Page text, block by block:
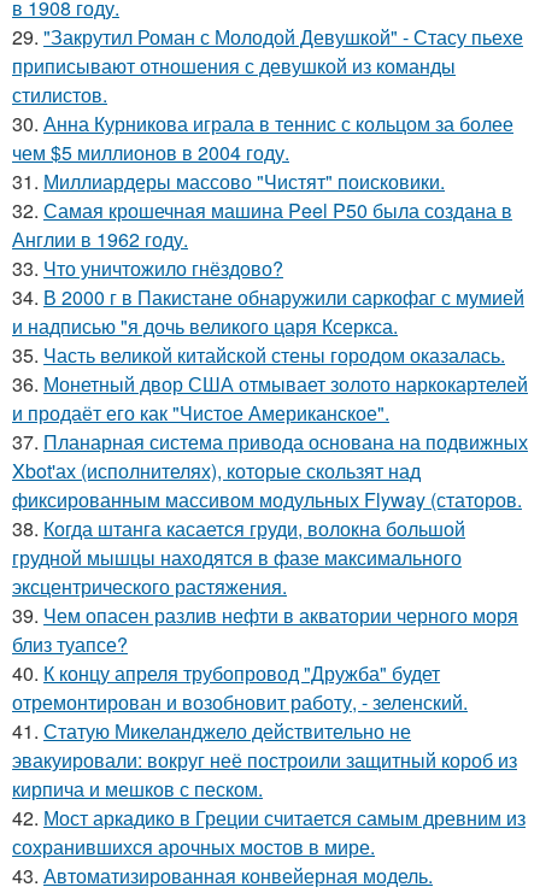
в 1908 году.
29. "Закрутил Роман с Молодой Девушкой" - Стасу пьехе
приписывают отношения с девушкой из команды
стилистов.
30. Анна Курникова играла в теннис с кольцом за более
чем $5 миллионов в 2004 году.
31. Миллиардеры массово "Чистят" поисковики.
32. Самая крошечная машина Peel P50 была создана в
Англии в 1962 году.
33. Что уничтожило гнёздово?
34. В 2000 г в Пакистане обнаружили саркофаг с мумией
и надписью "я дочь великого царя Ксеркса.
35. Часть великой китайской стены городом оказалась.
36. Монетный двор США отмывает золото наркокартелей
и продаёт его как "Чистое Американское".
37. Планарная система привода основана на подвижных
Xbot'ах (исполнителях), которые скользят над
фиксированным массивом модульных Flyway (статоров.
38. Когда штанга касается груди, волокна большой
грудной мышцы находятся в фазе максимального
эксцентрического растяжения.
39. Чем опасен разлив нефти в акватории черного моря
близ туапсе?
40. К концу апреля трубопровод "Дружба" будет
отремонтирован и возобновит работу, - зеленский.
41. Статую Микеланджело действительно не
эвакуировали: вокруг неё построили защитный короб из
кирпича и мешков с песком.
42. Мост аркадико в Греции считается самым древним из
сохранившихся арочных мостов в мире.
43. Автоматизированная конвейерная модель.